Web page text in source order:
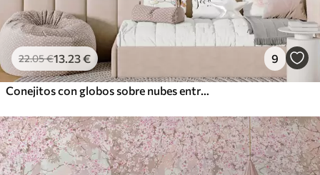
22.05€13.23€ 9
Conejitos con globos sobre nubes entre picos montañosos